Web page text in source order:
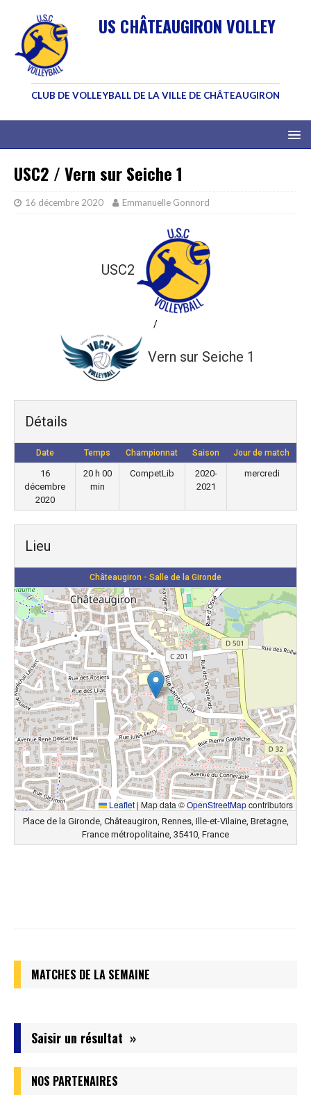
US CHÂTEAUGIRON VOLLEY
CLUB DE VOLLEYBALL DE LA VILLE DE CHÂTEAUGIRON
USC2 / Vern sur Seiche 1
16 décembre 2020 Emmanuelle Gonnord
USC2
/
Vern sur Seiche 1
Détails
Date Temps Championnat Saison Jour de match
16
décembre
2020
20 h 00
min
CompetLib
2020-
2021
mercredi
Lieu
Châteaugiron - Salle de la Gironde
Leaflet |Map data ©OpenStreetMapcontributors
Place de la Gironde, Châteaugiron, Rennes, Ille-et-Vilaine, Bretagne,
France métropolitaine, 35410, France
MATCHES DE LA SEMAINE
Saisir un résultat »
NOS PARTENAIRES